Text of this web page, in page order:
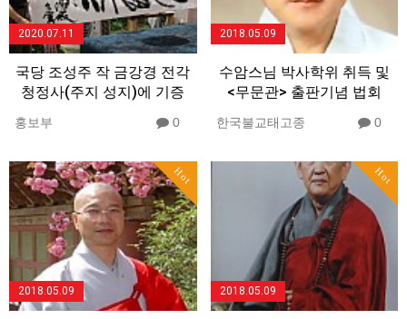
2020.07.11
국당 조성주 작 금강경 전각
청정사(주지 성지)에 기증
홍보부 0
2018.05.09
수암스님 박사학위 취득 및
<무문관> 출판기념 법회
한국불교태고종 0
Hot
2018.05.09
Hot
2018.05.09